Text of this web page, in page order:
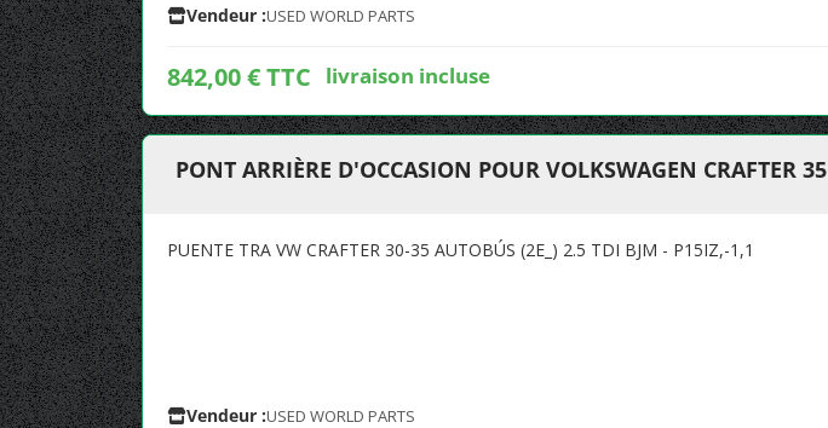
Vendeur :USED WORLD PARTS
842,00 € TTC livraison incluse
PONT ARRIÈRE D'OCCASION POUR VOLKSWAGEN CRAFTER 35
PUENTE TRA VW CRAFTER 30-35 AUTOBÚS (2E_) 2.5 TDI BJM - P15IZ,-1,1
Vendeur :USED WORLD PARTS